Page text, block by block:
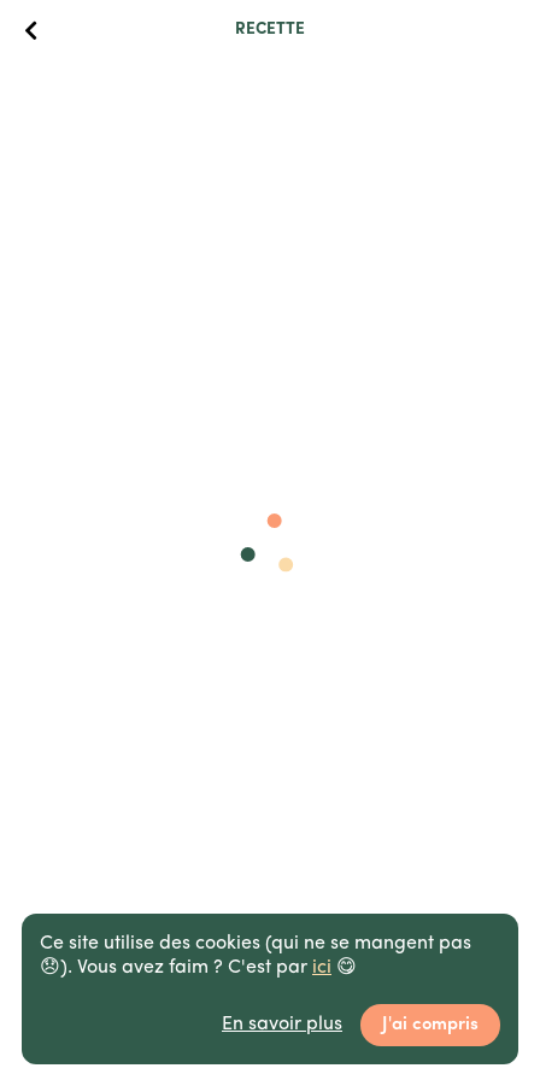
RECETTE
Ce site utilise des cookies (qui ne se mangent pas
😞). Vous avez faim ? C'est par ici 😋
En savoir plus J'ai compris